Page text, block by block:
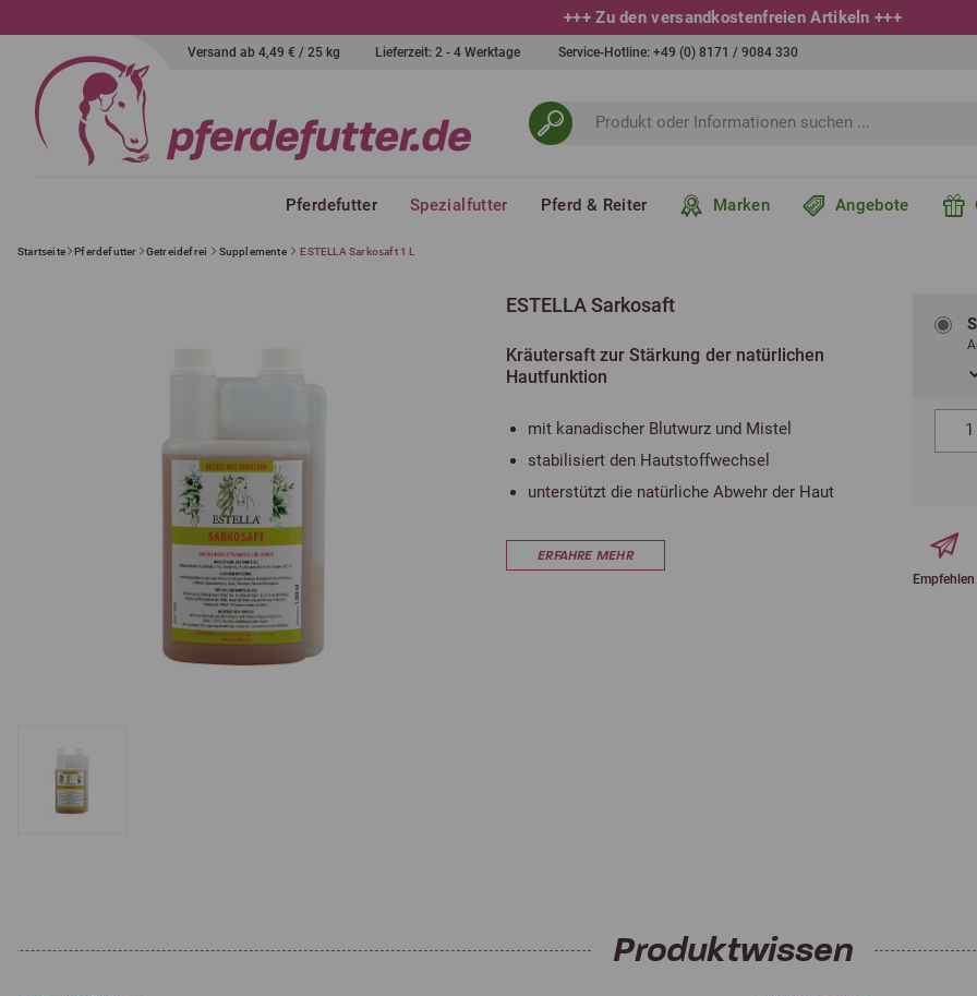
+++10 % bei Newsletteranmeldung+++
Versand ab 4,49 € / 25 kg Lieferzeit: 2 - 4 Werktage Service-Hotline: +49 (0) 8171 / 9084 330
Pferdefutter Spezialfutter Pferd & Reiter Marken Angebote
Startseite Pferdefutter Getreidefrei Supplemente ESTELLA Sarkosaft 1 L
ESTELLA Sarkosaft
Kräutersaft zur Stärkung der natürlichen
Hautfunktion
mit kanadischer Blutwurz und Mistel
stabilisiert den Hautstoffwechsel
unterstützt die natürliche Abwehr der Haut
ERFAHRE MEHR
Empfehlen
Produktwissen